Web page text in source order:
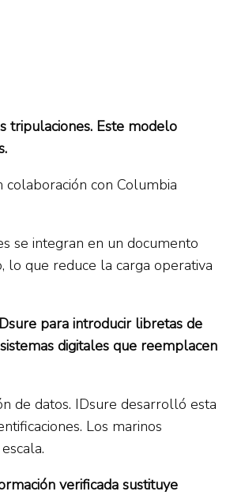
tripulaciones. Este modelo
con Columbia
se integran en un documento
lo que reduce la carga operativa
para introducir libretas de
digitales que reemplacen
de datos. IDsure desarrolló esta
Los marinos
verificada sustituye